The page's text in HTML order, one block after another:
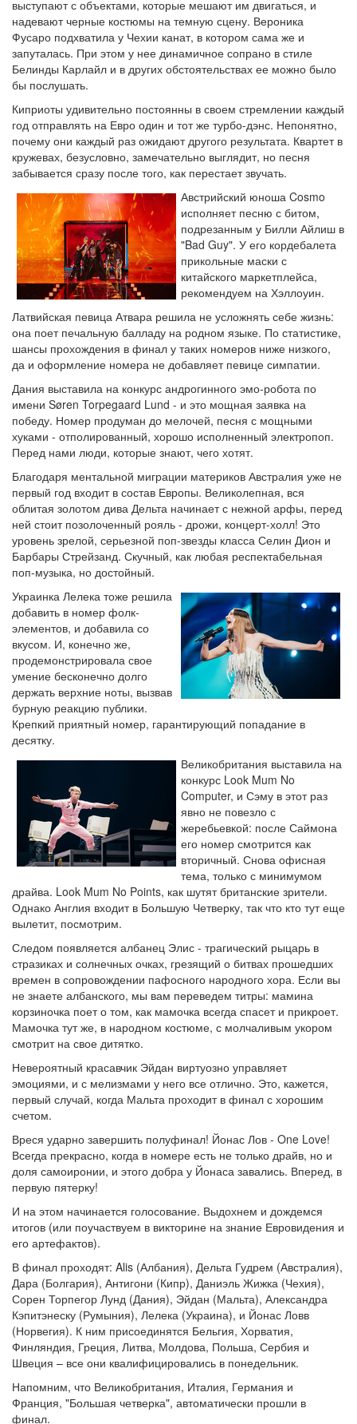
выступают с объектами, которые мешают им двигаться, и
надевают черные костюмы на темную сцену. Вероника
Фусаро подхватила у Чехии канат, в котором сама же и
запуталась. При этом у нее динамичное сопрано в стиле
Белинды Карлайл и в других обстоятельствах ее можно было
бы послушать.
Киприоты удивительно постоянны в своем стремлении каждый
год отправлять на Евро один и тот же турбо-дэнс. Непонятно,
почему они каждый раз ожидают другого результата. Квартет в
кружевах, безусловно, замечательно выглядит, но песня
забывается сразу после того, как перестает звучать.
Австрийский юноша Cosmo
исполняет песню с битом,
подрезанным у Билли Айлиш в
"Bad Guy". У его кордебалета
прикольные маски с
китайского маркетплейса,
рекомендуем на Хэллоуин.
Латвийская певица Атвара решила не усложнять себе жизнь:
она поет печальную балладу на родном языке. По статистике,
шансы прохождения в финал у таких номеров ниже низкого,
да и оформление номера не добавляет певице симпатии.
Дания выставила на конкурс андрогинного эмо-робота по
имени Søren Torpegaard Lund - и это мощная заявка на
победу. Номер продуман до мелочей, песня с мощными
хуками - отполированный, хорошо исполненный электропоп.
Перед нами люди, которые знают, чего хотят.
Благодаря ментальной миграции материков Австралия уже не
первый год входит в состав Европы. Великолепная, вся
облитая золотом дива Дельта начинает с нежной арфы, перед
ней стоит позолоченный рояль - дрожи, концерт-холл! Это
уровень зрелой, серьезной поп-звезды класса Селин Дион и
Барбары Стрейзанд. Скучный, как любая респектабельная
поп-музыка, но достойный.
Украинка Лелека тоже решила
добавить в номер фолк-
элементов, и добавила со
вкусом. И, конечно же,
продемонстрировала свое
умение бесконечно долго
держать верхние ноты, вызвав
бурную реакцию публики.
Крепкий приятный номер, гарантирующий попадание в
десятку.
Великобритания выставила на
конкурс Look Mum No
Computer, и Сэму в этот раз
явно не повезло с
жеребьевкой: после Саймона
его номер смотрится как
вторичный. Снова офисная
тема, только с минимумом
драйва. Look Mum No Points, как шутят британские зрители.
Однако Англия входит в Большую Четверку, так что кто тут еще
вылетит, посмотрим.
Следом появляется албанец Элис - трагический рыцарь в
стразиках и солнечных очках, грезящий о битвах прошедших
времен в сопровождении пафосного народного хора. Если вы
не знаете албанского, мы вам переведем титры: мамина
корзиночка поет о том, как мамочка всегда спасет и прикроет.
Мамочка тут же, в народном костюме, с молчаливым укором
смотрит на свое дитятко.
Невероятный красавчик Эйдан виртуозно управляет
эмоциями, и с мелизмами у него все отлично. Это, кажется,
первый случай, когда Мальта проходит в финал с хорошим
счетом.
Вреся ударно завершить полуфинал! Йонас Лов - One Love!
Всегда прекрасно, когда в номере есть не только драйв, но и
доля самоиронии, и этого добра у Йонаса завались. Вперед, в
первую пятерку!
И на этом начинается голосование. Выдохнем и дождемся
итогов (или поучаствуем в викторине на знание Евровидения и
его артефактов).
В финал проходят: Alis (Албания), Дельта Гудрем (Австралия),
Дара (Болгария), Антигони (Кипр), Даниэль Жижка (Чехия),
Сорен Торпегор Лунд (Дания), Эйдан (Мальта), Александра
Кэпитэнеску (Румыния), Лелека (Украина), и Йонас Ловв
(Норвегия). К ним присоединятся Бельгия, Хорватия,
Финляндия, Греция, Литва, Молдова, Польша, Сербия и
Швеция – все они квалифицировались в понедельник.
Напомним, что Великобритания, Италия, Германия и
Франция, "Большая четверка", автоматически прошли в
финал.